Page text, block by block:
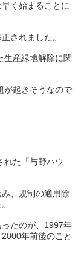
く始まることに
されました。
生産緑地解除に関
が起きそうなので
れた「与野ハウ
、規制の適用除
たのが、1997年
年前後のこと